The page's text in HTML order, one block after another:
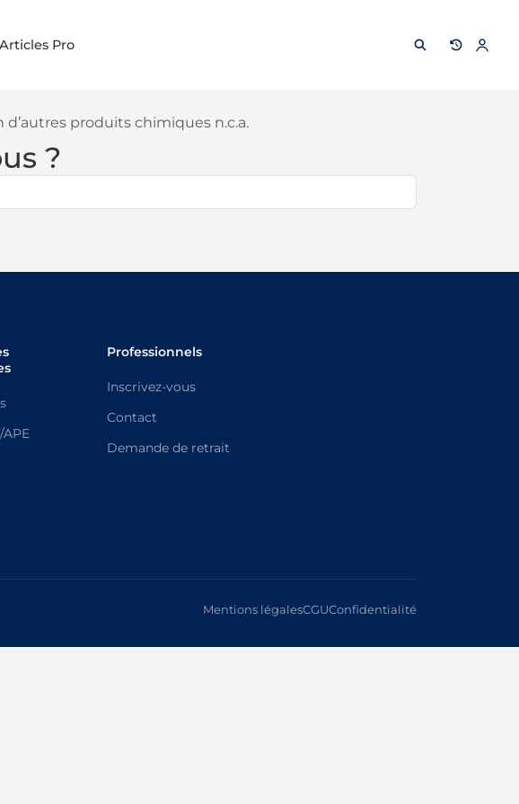
Pro
d’autres produits chimiques n.c.a.
?
APE
Professionnels
Inscrivez-vous
Contact
Demande de retrait
Mentions légalesCGUConfidentialité